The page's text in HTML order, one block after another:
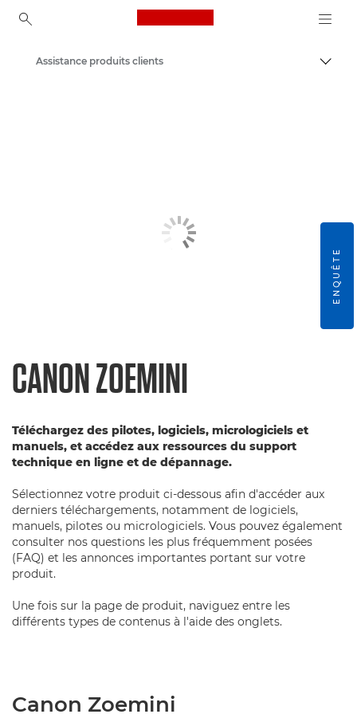
Canon Logo, back to
Assistance produits clients
CANON ZOEMINI
Téléchargez des pilotes, logiciels, micrologiciels et
manuels, et accédez aux ressources du support
technique en ligne et de dépannage.
Sélectionnez votre produit ci-dessous afin d'accéder aux
derniers téléchargements, notamment de logiciels,
manuels, pilotes ou micrologiciels. Vous pouvez également
consulter nos questions les plus fréquemment posées
(FAQ) et les annonces importantes portant sur votre
produit.
Une fois sur la page de produit, naviguez entre les
différents types de contenus à l'aide des onglets.
Canon Zoemini
ENQUÊTE